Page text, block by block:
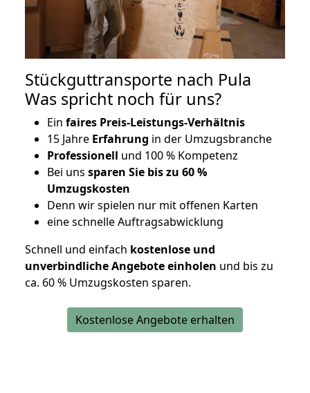
Stückguttransporte nach Pula
Was spricht noch für uns?
Ein faires Preis-Leistungs-Verhältnis
15 Jahre Erfahrung in der Umzugsbranche
Professionell und 100 % Kompetenz
Bei uns sparen Sie bis zu 60 %
Umzugskosten
Denn wir spielen nur mit offenen Karten
eine schnelle Auftragsabwicklung
Schnell und einfach kostenlose und
unverbindliche Angebote einholen und bis zu
ca. 60 % Umzugskosten sparen.
Kostenlose Angebote erhalten